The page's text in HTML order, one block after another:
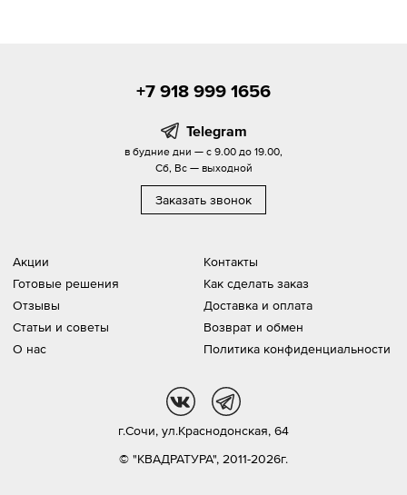
Акции
Готовые решения
Отзывы
Статьи и советы
О нас
Контакты
Как сделать заказ
Доставка и оплата
Возврат и обмен
Политика конфиденциальности
+7 918 999 1656
Telegram
в будние дни — с 9.00 до 19.00,
Сб, Вс — выходной
Заказать звонок
© "КВАДРАТУРА", 2011-2026г.
г.Сочи, ул.Краснодонская, 64
vk